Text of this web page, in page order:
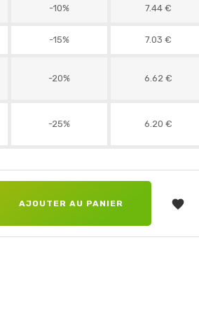
-10% 7.44 €
-15% 7.03 €
-20% 6.62 €
-25% 6.20 €
AJOUTER AU PANIER 